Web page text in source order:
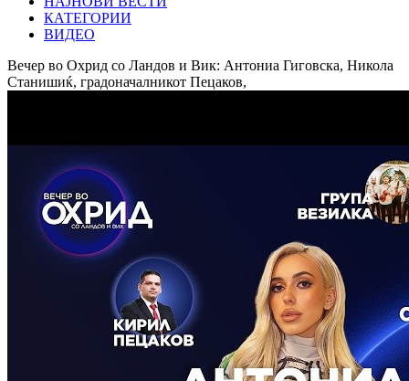
КАТЕГОРИИ
ВИДЕО
Вечер во Охрид со Ландов и Вик: Антониа Гиговска, Никола
Станишиќ, градоначалникот Пецаков,